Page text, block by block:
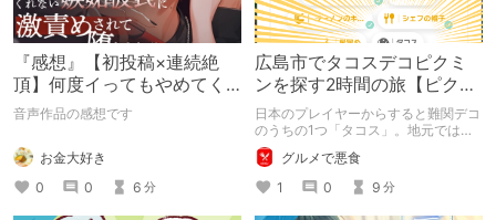
『感想』【初投稿×連続絶
頂】何度イってもやめてく
れない嫉妬彼氏に激責めさ
音声作品の感想です
お金大好き
0
0 6 分
広島市でタコスデコピクミ
ンを探す2時間の旅【ピクミ
ンブルーム / Pikmin
Bloom】
日本のプレイヤーからすると難関デコ
のうちの1つ「タコス」。地元では見
つけられなかった男が広島で探す旅を
お送りします。ねくすと5月のテーマ
「お出かけの記録」。
グルメで悪食
1
0 9 分